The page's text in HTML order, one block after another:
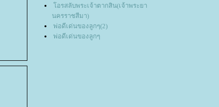
อรสลับพระเจ้าตากสิน(เจ้าพระยา
นครราชสีมา)
พ่อดีเด่นของลูกๆ(2)
พ่อดีเด่นของลูกๆ